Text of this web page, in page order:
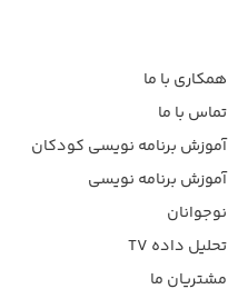
همکاری با ما
تماس با ما
آموزش برنامه نویسی کودکان
آموزش برنامه نویسی
نوجوانان
تحلیل داده TV
مشتریان ما